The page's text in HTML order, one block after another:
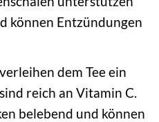
können Entzündungen
dem Tee ein
reich an Vitamin C.
belebend und können